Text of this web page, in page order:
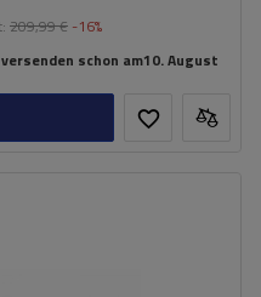
209,99 € -16%
schon am10. August